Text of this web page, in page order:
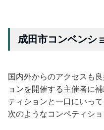
成田市コンベンシ
国内外からのアクセスも
ョンを開催する主催者に
ティションと一口にいっ
次のようなコンペティシ